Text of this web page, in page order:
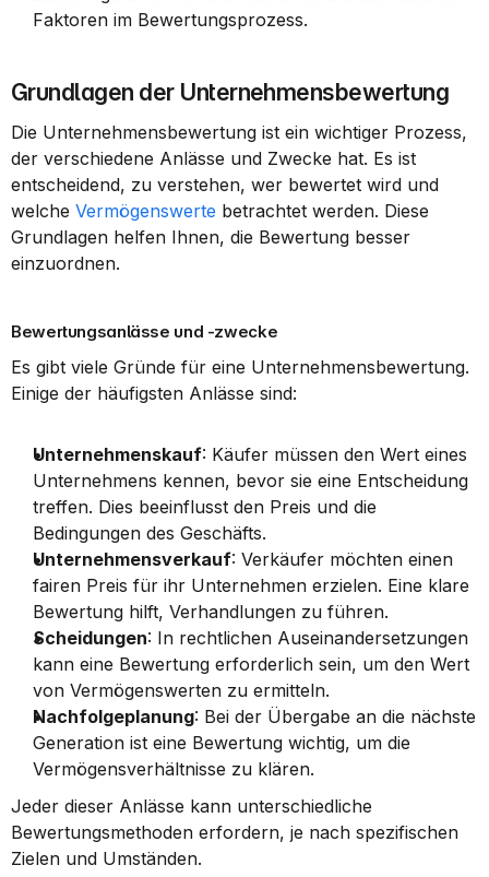
Faktoren im Bewertungsprozess.
Grundlagen der Unternehmensbewertung
Die Unternehmensbewertung ist ein wichtiger Prozess,
der verschiedene Anlässe und Zwecke hat. Es ist
entscheidend, zu verstehen, wer bewertet wird und
welche Vermögenswerte betrachtet werden. Diese
Grundlagen helfen Ihnen, die Bewertung besser
einzuordnen.
Bewertungsanlässe und -zwecke
Es gibt viele Gründe für eine Unternehmensbewertung.
Einige der häufigsten Anlässe sind:
Unternehmenskauf: Käufer müssen den Wert eines
Unternehmens kennen, bevor sie eine Entscheidung
treffen. Dies beeinflusst den Preis und die
Bedingungen des Geschäfts.
Unternehmensverkauf: Verkäufer möchten einen
fairen Preis für ihr Unternehmen erzielen. Eine klare
Bewertung hilft, Verhandlungen zu führen.
Schei­dungen: In rechtlichen Auseinandersetzungen
kann eine Bewertung erforderlich sein, um den Wert
von Vermögenswerten zu ermitteln.
Nachfolgeplanung: Bei der Übergabe an die nächste
Generation ist eine Bewertung wichtig, um die
Vermögensverhältnisse zu klären.
Jeder dieser Anlässe kann unterschiedliche
Bewertungsmethoden erfordern, je nach spezifischen
Zielen und Umständen.